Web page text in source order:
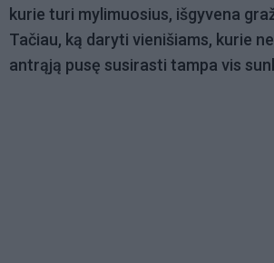
kurie turi mylimuosius, išgyvena
Tačiau, ką daryti vienišiams, kurie
antrąją pusę susirasti tampa vis